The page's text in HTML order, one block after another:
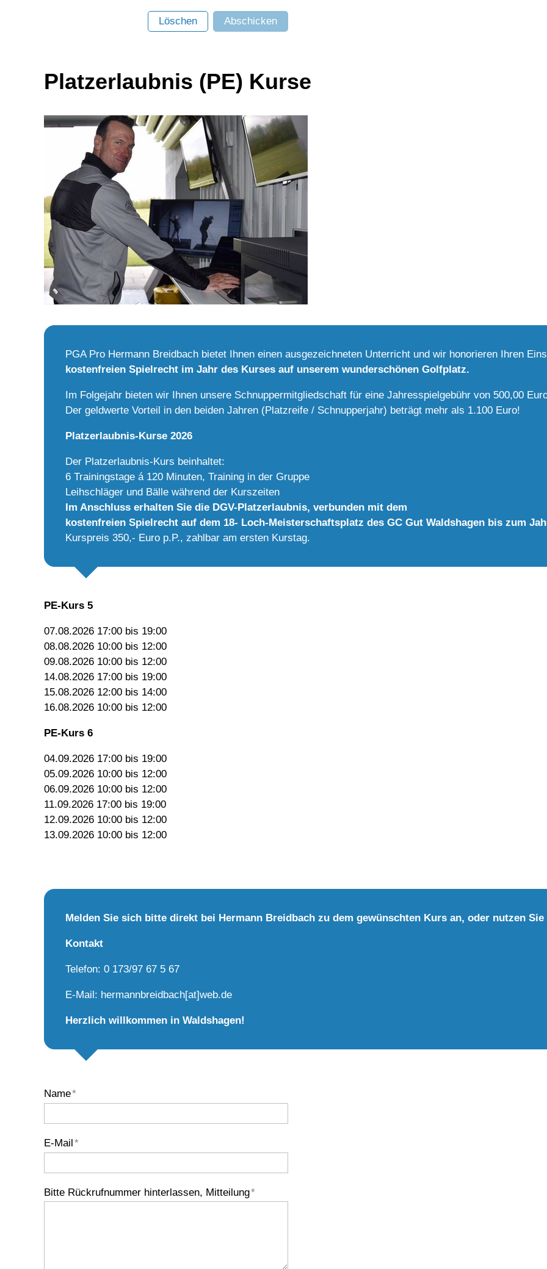
Löschen Abschicken
Platzerlaubnis (PE) Kurse
PGA Pro Hermann Breidbach bietet Ihnen einen ausgezeichneten Unterricht und wir honorieren Ihren
kostenfreien Spielrecht im Jahr des Kurses auf unserem wunderschönen Golfplatz.
Im Folgejahr bieten wir Ihnen unsere Schnuppermitgliedschaft für eine Jahresspielgebühr von 500,00
Der geldwerte Vorteil in den beiden Jahren (Platzreife / Schnupperjahr) beträgt mehr als 1.100 Euro!
Platzerlaubnis-Kurse 2026
Der Platzerlaubnis-Kurs beinhaltet:
6 Trainingstage á 120 Minuten, Training in der Gruppe
Leihschläger und Bälle während der Kurszeiten
Im Anschluss erhalten Sie die DGV-Platzerlaubnis, verbunden mit dem
kostenfreien Spielrecht auf dem 18- Loch-Meisterschaftsplatz des GC Gut Waldshagen bis zum
Kurspreis 350,- Euro p.P., zahlbar am ersten Kurstag.
PE-Kurs 5
07.08.2026 17:00 bis 19:00
08.08.2026 10:00 bis 12:00
09.08.2026 10:00 bis 12:00
14.08.2026 17:00 bis 19:00
15.08.2026 12:00 bis 14:00
16.08.2026 10:00 bis 12:00
PE-Kurs 6
04.09.2026 17:00 bis 19:00
05.09.2026 10:00 bis 12:00
06.09.2026 10:00 bis 12:00
11.09.2026 17:00 bis 19:00
12.09.2026 10:00 bis 12:00
13.09.2026 10:00 bis 12:00
Melden Sie sich bitte direkt bei Hermann Breidbach zu dem gewünschten Kurs an, oder nutzen
Kontakt
Telefon: 0 173/97 67 5 67
E-Mail: hermannbreidbach[at]web.de
Herzlich willkommen in Waldshagen!
Name*
E-Mail *
Bitte Rückrufnummer hinterlassen, Mitteilung*